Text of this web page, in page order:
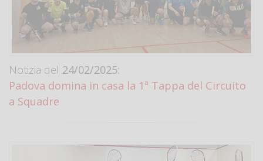
Notizia del 24/02/2025:
Padova domina in casa la 1ª Tappa del Circuito
a Squadre